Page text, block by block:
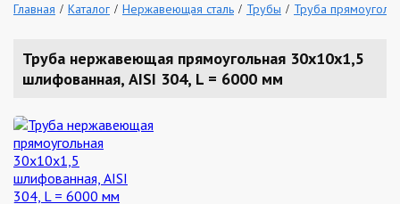
Главная Каталог Нержавеющая сталь Трубы Труба
Труба нержавеющая прямоугольная 30х10х1,5
шлифованная, AISI 304, L = 6000 мм